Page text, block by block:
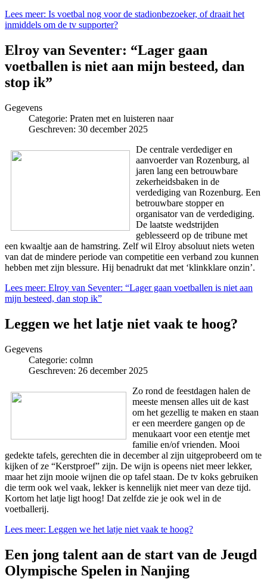
Lees meer: Is voetbal nog voor de stadionbezoeker, of draait het
inmiddels om de tv supporter?
Elroy van Seventer: “Lager gaan
voetballen is niet aan mijn besteed, dan
stop ik”
Gegevens
Categorie: Praten met en luisteren naar
Geschreven: 30 december 2025
De centrale verdediger en
aanvoerder van Rozenburg, al
jaren lang een betrouwbare
zekerheidsbaken in de
verdediging van Rozenburg. Een
betrouwbare stopper en
organisator van de verdediging.
De laatste wedstrijden
geblesseerd op de tribune met
een kwaaltje aan de hamstring. Zelf wil Elroy absoluut niets weten
van dat de mindere periode van competitie een verband zou kunnen
hebben met zijn blessure. Hij benadrukt dat met ‘klinkklare onzin’.
Lees meer: Elroy van Seventer: “Lager gaan voetballen is niet aan
mijn besteed, dan stop ik”
Leggen we het latje niet vaak te hoog?
Gegevens
Categorie: colmn
Geschreven: 26 december 2025
Zo rond de feestdagen halen de
meeste mensen alles uit de kast
om het gezellig te maken en staan
er een meerdere gangen op de
menukaart voor een etentje met
familie en/of vrienden. Mooi
gedekte tafels, gerechten die in december al zijn uitgeprobeerd om te
kijken of ze “Kerstproef” zijn. De wijn is opeens niet meer lekker,
maar het zijn mooie wijnen die op tafel staan. De tv koks gebruiken
die term ook wel vaak, lekker is kennelijk niet meer van deze tijd.
Kortom het latje ligt hoog! Dat zelfde zie je ook wel in de
voetballerij.
Lees meer: Leggen we het latje niet vaak te hoog?
Een jong talent aan de start van de Jeugd
Olympische Spelen in Nanjing